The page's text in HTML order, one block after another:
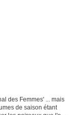
des Femmes' ... mais
de saison étant